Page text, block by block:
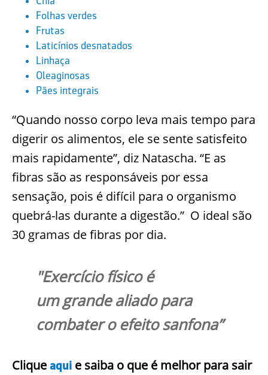
Folhas verdes
Frutas
Laticínios desnatados
Linhaça
Oleaginosas
Pães integrais
“Quando nosso corpo leva mais tempo para
digerir os alimentos, ele se sente satisfeito
mais rapidamente”, diz Natascha. “E as
fibras são as responsáveis por essa
sensação, pois é difícil para o organismo
quebrá-las durante a digestão.” O ideal são
30 gramas de fibras por dia.
"Exercício físicoé
umgrande aliado para
combater o efeito sanfona”
Clique aqui e saiba o que é melhor para sair